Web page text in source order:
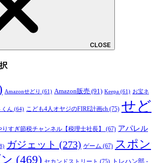
CLOSE
Amazonせどり (61) Amazon販売 (91) Keepa (61) お宝ネ
くん (64) こども4人オヤジのFIRE計画ch (75) せど
りすぎ節税チャンネル【税理士社長】 (67) アパレル
ガジェット (273) ゲーム (67) スポン
(469) セカンドストリート (75) トレハン部 -